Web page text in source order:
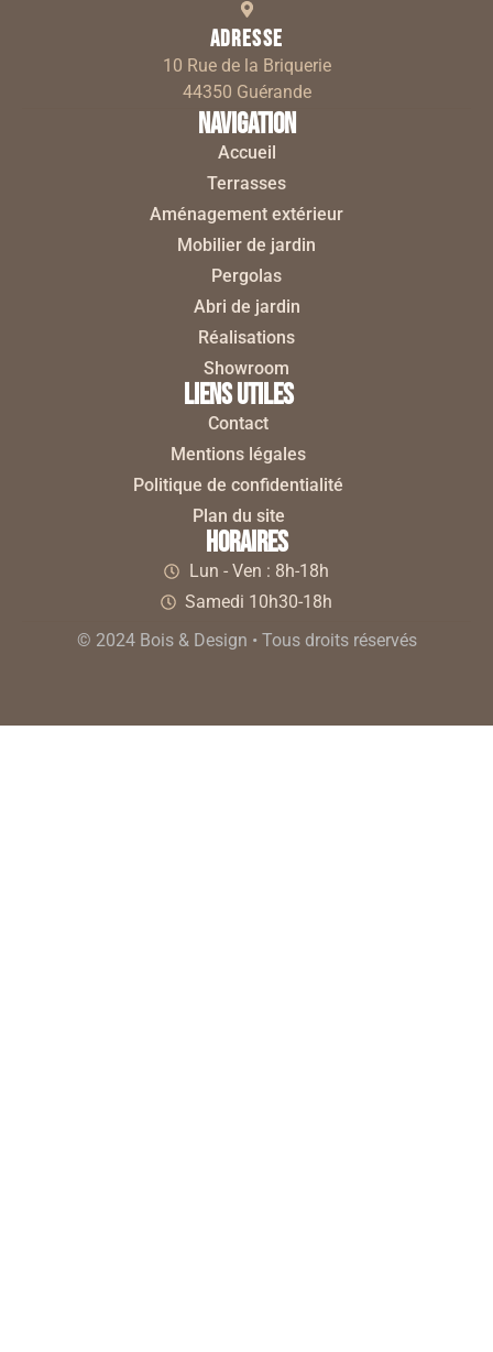
Adresse
10 Rue de la Briquerie
44350 Guérande
Navigation
Accueil
Terrasses
Aménagement extérieur
Mobilier de jardin
Pergolas
Abri de jardin
Réalisations
Showroom
liens utiles
Contact
Mentions légales
Politique de confidentialité
Plan du site
horaires
Lun - Ven : 8h-18h
Samedi 10h30-18h
© 2024 Bois & Design • Tous droits réservés